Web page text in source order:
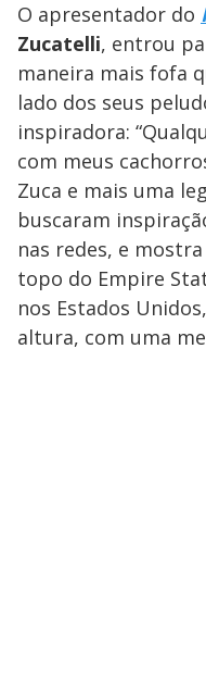
O apresentador do
Zucatelli, entrou
maneira mais fofa
lado dos seus
inspiradora:
com meus
Zuca e mais uma
buscaram
nas redes, e
topo do Empire
nos Estados
altura, com uma